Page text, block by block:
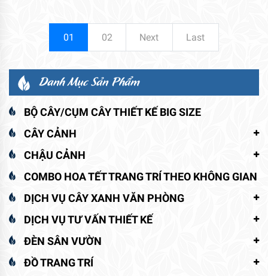
01 02 Next Last
Danh Mục Sản Phẩm
BỘ CÂY/CỤM CÂY THIẾT KẾ BIG SIZE
CÂY CẢNH
CHẬU CẢNH
COMBO HOA TẾT TRANG TRÍ THEO KHÔNG GIAN
DỊCH VỤ CÂY XANH VĂN PHÒNG
DỊCH VỤ TƯ VẤN THIẾT KẾ
ĐÈN SÂN VƯỜN
ĐỒ TRANG TRÍ